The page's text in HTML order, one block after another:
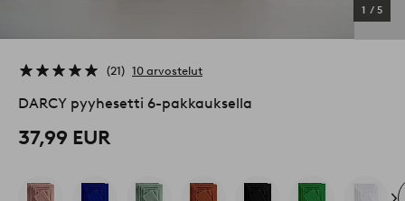
1 / 5
21 10 arvostelut
DARCY pyyhesetti 6-pakkauksella
37,99 EUR